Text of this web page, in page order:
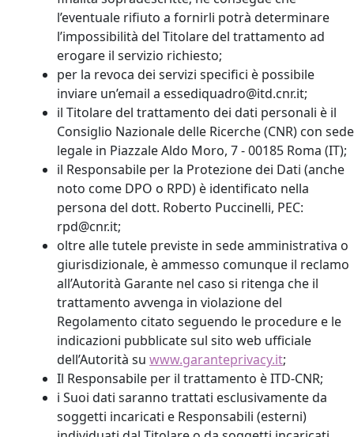
l’eventuale rifiuto a fornirli potrà determinare
l’impossibilità del Titolare del trattamento ad
erogare il servizio richiesto;
per la revoca dei servizi specifici è possibile
inviare un’email a essediquadro@itd.cnr.it;
il Titolare del trattamento dei dati personali è il
Consiglio Nazionale delle Ricerche (CNR) con sede
legale in Piazzale Aldo Moro, 7 - 00185 Roma (IT);
il Responsabile per la Protezione dei Dati (anche
noto come DPO o RPD) è identificato nella
persona del dott. Roberto Puccinelli, PEC:
rpd@cnr.it;
oltre alle tutele previste in sede amministrativa o
giurisdizionale, è ammesso comunque il reclamo
all’Autorità Garante nel caso si ritenga che il
trattamento avvenga in violazione del
Regolamento citato seguendo le procedure e le
indicazioni pubblicate sul sito web ufficiale
dell’Autorità su www.garanteprivacy.it;
Il Responsabile per il trattamento è ITD-CNR;
i Suoi dati saranno trattati esclusivamente da
soggetti incaricati e Responsabili (esterni)